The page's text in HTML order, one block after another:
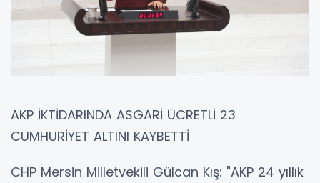
AKP İKTİDARINDA ASGARİ ÜCRETLİ 23
CUMHURİYET ALTINI KAYBETTİ
CHP Mersin Milletvekili Gülcan Kış: "AKP 24 yıllık